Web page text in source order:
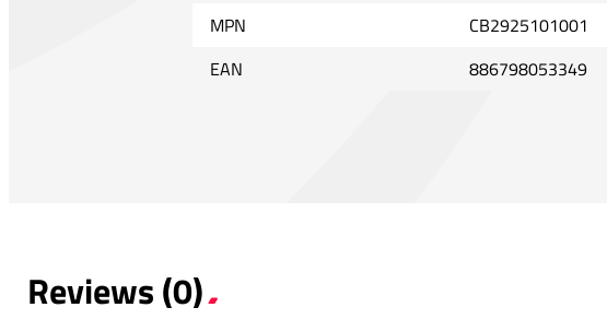
MPN
CB2925101001
EAN
886798053349
Reviews (0)